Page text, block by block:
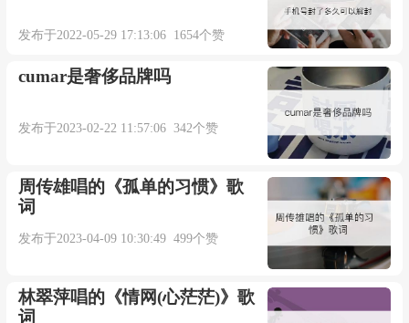
发布于2022-05-29 17:13:06 1654个赞
cumar是奢侈品牌吗
发布于2023-02-22 11:57:06 342个赞
周传雄唱的《孤单的习惯》歌
词
发布于2023-04-09 10:30:49 499个赞
林翠萍唱的《情网(心茫茫)》歌
词